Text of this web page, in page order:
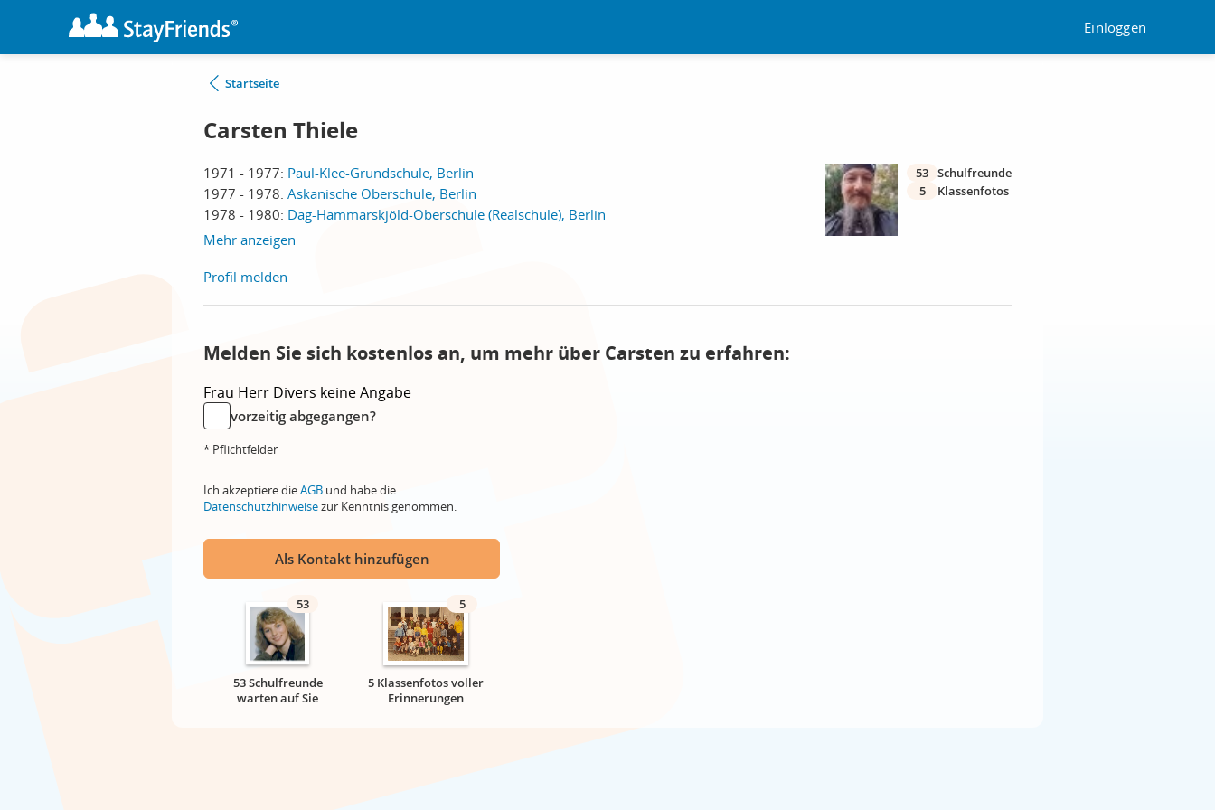
Einloggen
Startseite
Carsten Thiele
1971 - 1977: Paul-Klee-Grundschule, Berlin
1977 - 1978: Askanische Oberschule, Berlin
1978 - 1980: Dag-Hammarskjöld-Oberschule (Realschule), Berlin
Mehr anzeigen
53 Schulfreunde
5
Klassenfotos
Profil melden
Melden Sie sich kostenlos an, um mehr über Carsten zu erfahren:
Frau Herr Divers keine Angabe
vorzeitig abgegangen?
* Pflichtfelder
Ich akzeptiere dieAGB und habe die
Datenschutzhinweisezur Kenntnis genommen.
Als Kontakt hinzufügen
53
53 Schulfreunde
warten auf Sie
5
5 Klassenfotos voller
Erinnerungen